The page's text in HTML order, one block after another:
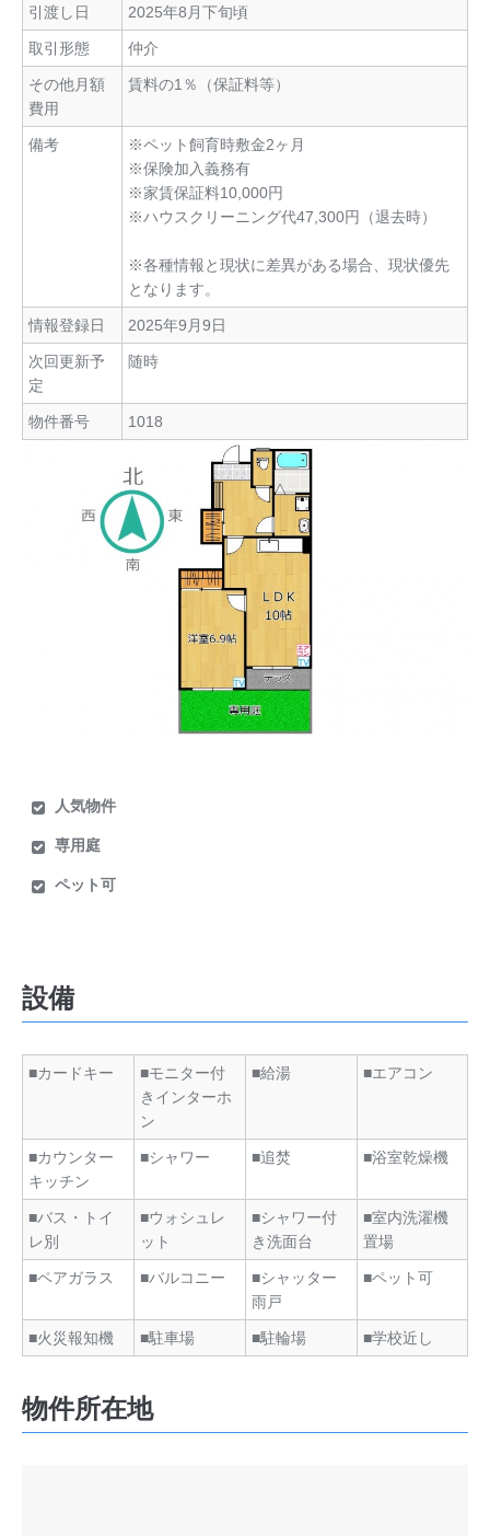
引渡し日 2025年8月下旬頃
取引形態 仲介
その他月額
費用
賃料の1％（保証料等）
備考
※ペット飼育時敷金2ヶ月
※保険加入義務有
※家賃保証料10,000円
※ハウスクリーニング代47,300円（退去時）
※各種情報と現状に差異がある場合、現状優先
となります。
情報登録日 2025年9月9日
次回更新予
定
随時
物件番号 1018
人気物件
専用庭
ペット可
設備
■カードキー
■モニター付
きインターホ
ン
■給湯 ■エアコン
■カウンター
キッチン
■シャワー ■追焚 ■浴室乾燥機
■バス・トイ
レ別
■ウォシュレ
ット
■シャワー付
き洗面台
■室内洗濯機
置場
■ペアガラス ■バルコニー
■シャッター
雨戸
■ペット可
■火災報知機 ■駐車場 ■駐輪場 ■学校近し
物件所在地